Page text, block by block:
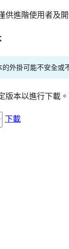
供進階使用者及
的外掛可能不安全或
版本以進行下載。
下載